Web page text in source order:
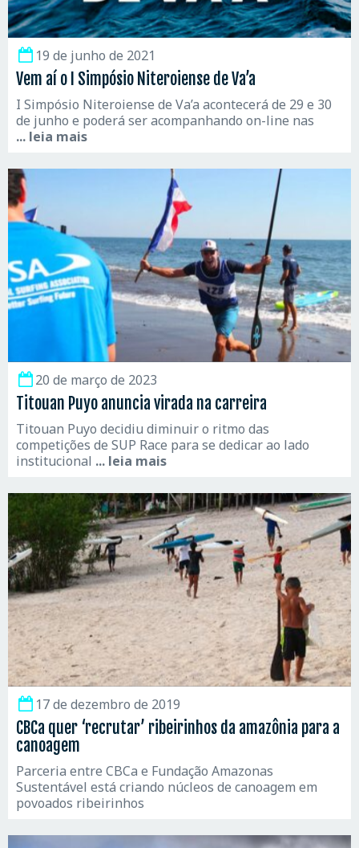
19 de junho de 2021
Vem aí o I Simpósio Niteroiense de Va’a
I Simpósio Niteroiense de Va’a acontecerá de 29 e 30
de junho e poderá ser acompanhando on-line nas
... leia mais
20 de março de 2023
Titouan Puyo anuncia virada na carreira
Titouan Puyo decidiu diminuir o ritmo das
competições de SUP Race para se dedicar ao lado
institucional ... leia mais
17 de dezembro de 2019
CBCa quer ‘recrutar’ ribeirinhos da amazônia para a
canoagem
Parceria entre CBCa e Fundação Amazonas
Sustentável está criando núcleos de canoagem em
povoados ribeirinhos